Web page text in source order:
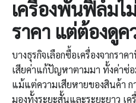
เครื่องพันฟิล์มไ
ราคา แต่ต้องดูค
บางธุรกิจเลือกซื้อเครื่องจากรา
เสียค่าแก้ปัญหาตามมา ทั้งค่าซ่
แม้แต่ความเสียหายของสินค้า ก
มองทั้งระยะสั้นและระยะยาว เ